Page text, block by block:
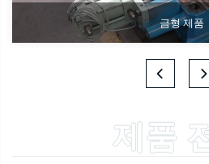
금형 제품
제품